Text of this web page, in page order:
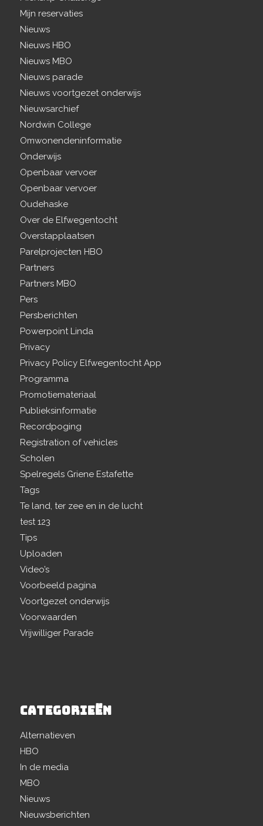
Mijn reservaties
Nieuws
Nieuws HBO
Nieuws MBO
Nieuws parade
Nieuws voortgezet onderwijs
Nieuwsarchief
Nordwin College
Omwonendeninformatie
Onderwijs
Openbaar vervoer
Openbaar vervoer
Oudehaske
Over de Elfwegentocht
Overstapplaatsen
Parelprojecten HBO
Partners
Partners MBO
Pers
Persberichten
Powerpoint Linda
Privacy
Privacy Policy Elfwegentocht App
Programma
Promotiemateriaal
Publieksinformatie
Recordpoging
Registration of vehicles
Scholen
Spelregels Griene Estafette
Tags
Te land, ter zee en in de lucht
test 123
Tips
Uploaden
Video’s
Voorbeeld pagina
Voortgezet onderwijs
Voorwaarden
Vrijwilliger Parade
CATEGORIEËN
Alternatieven
HBO
In de media
MBO
Nieuws
Nieuwsberichten